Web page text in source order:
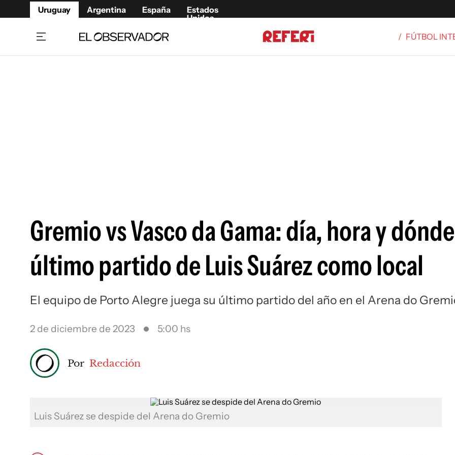
Uruguay Argentina España
Estados
Unidos
/ FÚTBOL
Gremio vs Vasco da Gama: día, hora y
último partido de Luis Suárez como local
El equipo de Porto Alegre juega su último partido del año en el Arena do
2 de diciembre de 2023 5:00 hs
Por Redacción
Luis Suárez se despide del Arena do Gremio